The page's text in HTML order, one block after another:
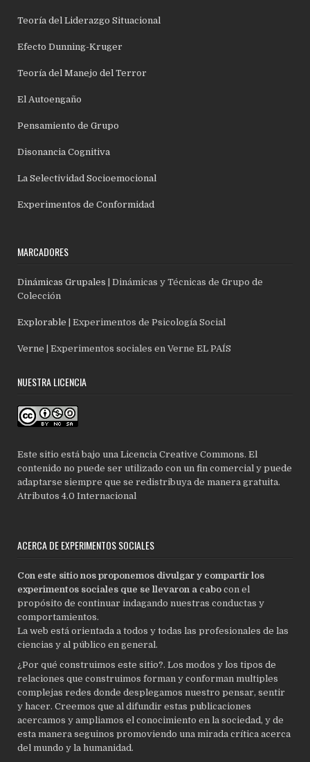
Teoría del Liderazgo Situacional
Efecto Dunning-Kruger
Teoría del Manejo del Terror
El Autoengaño
Pensamiento de Grupo
Disonancia Cognitiva
La Selectividad Socioemocional
Experimentos de Conformidad
MARCADORES
Dinámicas Grupales | Dinámicas y Técnicas de Grupo de
Colección
Explorable | Experimentos de Psicología Social
Verne | Experimentos sociales en Verne EL PAÍS
NUESTRA LICENCIA
Este sitio está bajo una Licencia Creative Commons. El
contenido no puede ser utilizado con un fin comercial y puede
adaptarse siempre que se redistribuya de manera gratuita.
Atributos 4.0 Internacional
ACERCA DE EXPERIMENTOS SOCIALES
Con este sitio nos proponemos divulgar y compartir los
experimentos sociales que se llevaron a cabo con el
propósito de continuar indagando nuestras conductas y
comportamientos.
La web está orientada a todos y todas las profesionales de las
ciencias y al público en general.
¿Por qué construimos este sitio?. Los modos y los tipos de
relaciones que construimos forman y conforman multiples
complejas redes donde desplegamos nuestro pensar, sentir
y hacer. Creemos que al difundir estas publicaciones
acercamos y ampliamos el conocimiento en la sociedad, y de
esta manera seguinos promoviendo una mirada crítica acerca
del mundo y la humanidad.